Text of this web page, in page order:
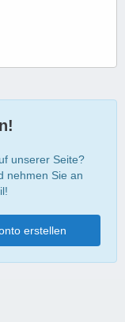
unserer Seite?
nehmen Sie an
erstellen